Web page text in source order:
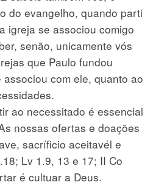
do evangelho, quando parti
igreja se associou comigo
senão, unicamente vós
que Paulo fundou
com ele, quanto ao
ao necessitado é essencial
nossas ofertas e doações
sacríficio aceitavél e
Lv 1.9, 13 e 17; II Co
é cultuar a Deus.